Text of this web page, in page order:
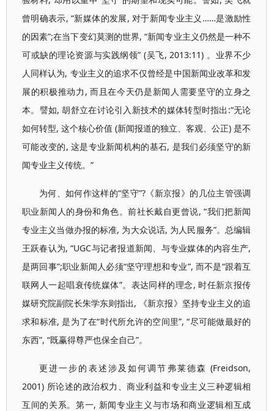
曾明确表示, “新媒体的发展, 对于新闻专业主义……是激励性
的因素”;在当下变幻莫测的世界, “新闻专业主义仍然是一种不
可或缺的理论资源与实践纲领” (吴飞, 2013:11) 。业界不少
人同样认为, 专业主义的追求不仅曾经是中国新闻业改革和发
展的积极推动力, 而且在今天仍是新闻人需要坚守的立身之
本。譬如, 胡舒立在讨论引入新技术的媒体转型时指出:“无论
如何转型, 这个核心价值 (新闻报道的独立、客观、公正) 是不
可能改变的, 这是专业新闻机构的基石, 是我们必须坚守的新
闻专业主义传统。”
为何、如何作这样的“坚守”?《新京报》的几位主管强调
职业新闻人的身份和角色。前社长戴自更曾说, “我们把新闻
专业主义当做办报的标准, 为大众说话, 为人民服务”。总编辑
王跃春认为, “UGC与记者报道新闻、与专业媒体的内容生产,
是两回事”;职业新闻人必须“坚守理想和专业”, 而不是“跟着互
联网人一起唱衰传统媒体”。表达同样的理念, 时任新京报传
媒研究院副院长朱学东则指出, 《新京报》坚持专业主义的追
求和标准, 是为了在“时代所允许的空间里”, “尽可能做最好的
东西”, “既赢得尊严也保全自己”。
更进一步的表述涉及如何调节弗莱德森 (Freidson,
2001) 所论述的政治权力、商业利益和专业主义三种逻辑相
互间的关系。第一, 新闻专业主义与市场和商业逻辑相互成